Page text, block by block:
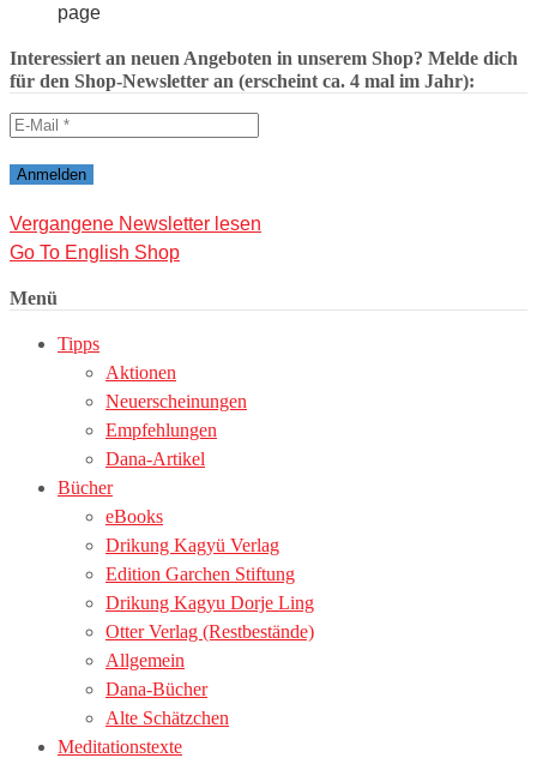
page
Interessiert an neuen Angeboten in unserem Shop? Melde dich
für den Shop-Newsletter an (erscheint ca. 4 mal im Jahr):
Vergangene Newsletter lesen
Go To English Shop
Menü
Tipps
Aktionen
Neuerscheinungen
Empfehlungen
Dana-Artikel
Bücher
eBooks
Drikung Kagyü Verlag
Edition Garchen Stiftung
Drikung Kagyu Dorje Ling
Otter Verlag (Restbestände)
Allgemein
Dana-Bücher
Alte Schätzchen
Meditationstexte